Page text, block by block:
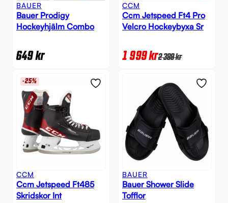
BAUER
Bauer Prodigy
Hockeyhjälm Combo
649kr
CCM
Ccm Jetspeed Ft4 Pro
Velcro Hockeybyxa Sr
1 999kr2 399kr
-25%
CCM
Ccm Jetspeed Ft485
Skridskor Int
BAUER
Bauer Shower Slide
Tofflor